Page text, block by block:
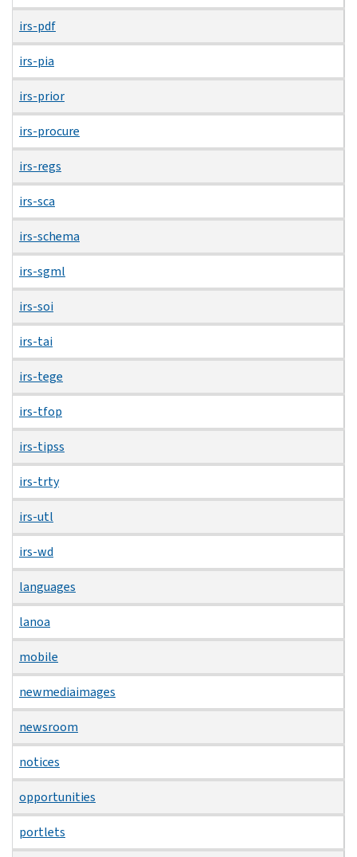
irs-pdf
irs-pia
irs-prior
irs-procure
irs-regs
irs-sca
irs-schema
irs-sgml
irs-soi
irs-tai
irs-tege
irs-tfop
irs-tipss
irs-trty
irs-utl
irs-wd
languages
lanoa
mobile
newmediaimages
newsroom
notices
opportunities
portlets